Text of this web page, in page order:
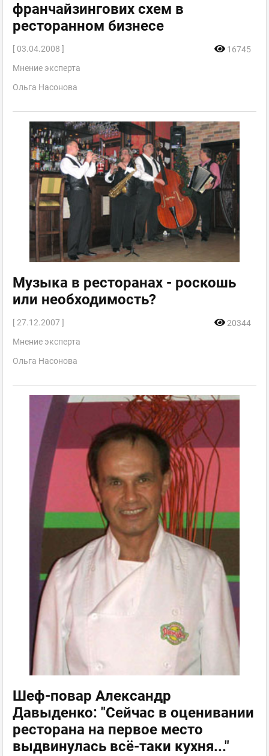
франчайзингових схем в
ресторанном бизнесе
[ 03.04.2008 ]
16745
Мнение эксперта
Ольга Насонова
Музыка в ресторанах - роскошь
или необходимость?
[ 27.12.2007 ]
20344
Мнение эксперта
Ольга Насонова
Шеф-повар Александр
Давыденко: "Сейчас в оценивании
ресторана на первое место
выдвинулась всё-таки кухня..."